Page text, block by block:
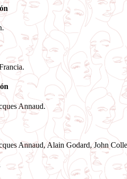
Annaud.
Annaud, Alain Godard, John